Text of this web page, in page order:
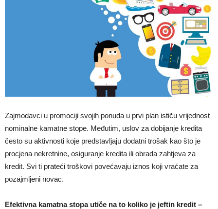
Zajmodavci u promociji svojih ponuda u prvi plan ističu vrijednost
nominalne kamatne stope. Međutim, uslov za dobijanje kredita
često su aktivnosti koje predstavljaju dodatni trošak kao što je
procjena nekretnine, osiguranje kredita ili obrada zahtjeva za
kredit. Svi ti prateći troškovi povećavaju iznos koji vraćate za
pozajmljeni novac.
Efektivna kamatna stopa utiče na to koliko je jeftin kredit –